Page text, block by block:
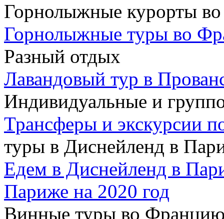
Горнолыжные курорты
Горнолыжные туры во
Разный отдых
Лавандовый тур в
Индивидуальные и
Трансферы и экскурсии
туры в Диснейленд в
Едем в Диснейленд в
Париже на 2020 год
Винные туры во